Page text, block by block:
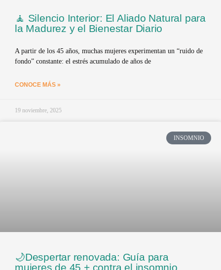
🧘 Silencio Interior: El Aliado Natural para
la Madurez y el Bienestar Diario
A partir de los 45 años, muchas mujeres experimentan un “ruido de
fondo” constante: el estrés acumulado de años de
CONOCE MÁS »
19 noviembre, 2025
INSOMNIO
🌙Despertar renovada: Guía para
mujeres de 45 + contra el insomnio